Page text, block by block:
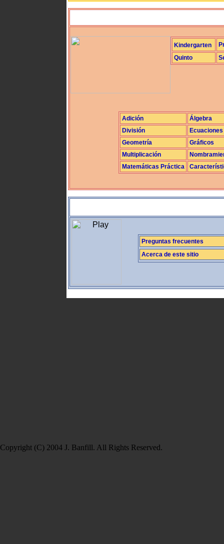
Kindergarten
Quinto
Adición
Álgebra
División
Ecuaciones
Geometría
Gráficos
Multiplicación
Matemáticas Práctica
Preguntas frecuentes
Acerca de este sitio
Copyright (C) 2004 J. Banfill. All Rights Reserved.